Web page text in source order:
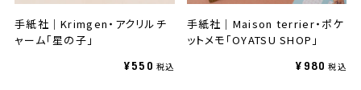
手紙社｜Krimgen・アクリルチ
ャーム「星の子」
¥550
手紙社｜Maison terrier・ポケ
ットメモ「OYATSU SHOP」
¥980